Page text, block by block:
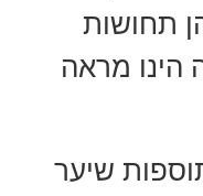
תחושות
הינו מראה
שיער